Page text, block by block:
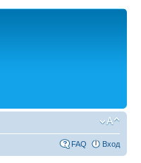
FAQ Вход